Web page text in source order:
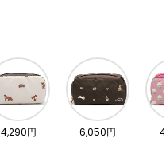
4,290円 6,050円